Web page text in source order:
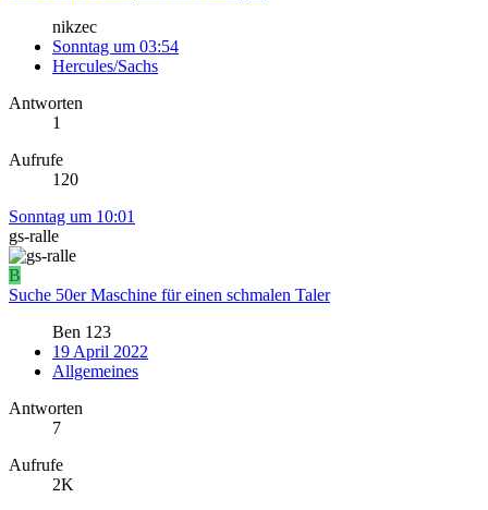
nikzec
Sonntag um 03:54
Hercules/Sachs
Antworten
1
Aufrufe
120
Sonntag um 10:01
gs-ralle
B
Suche 50er Maschine für einen schmalen Taler
Ben 123
19 April 2022
Allgemeines
Antworten
7
Aufrufe
2K